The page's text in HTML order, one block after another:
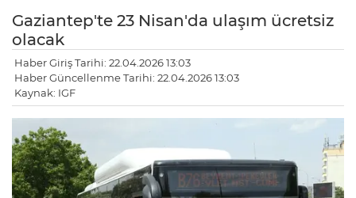
Gaziantep'te 23 Nisan'da ulaşım ücretsiz
olacak
Haber Giriş Tarihi: 22.04.2026 13:03
Haber Güncellenme Tarihi: 22.04.2026 13:03
Kaynak: IGF